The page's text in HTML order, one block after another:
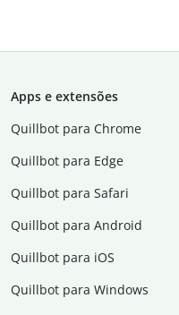
Apps e extensões
Quillbot para Chrome
Quillbot para Edge
Quillbot para Safari
Quillbot para Android
Quillbot para iOS
Quillbot para Windows